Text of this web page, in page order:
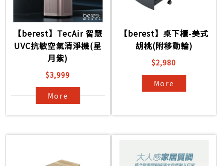
【berest】TecAir 智慧
UVC抗敏空氣清淨機(星
月紫)
$3,999
More
【berest】桌下櫃-美式
胡桃(附移動輪)
$2,980
More